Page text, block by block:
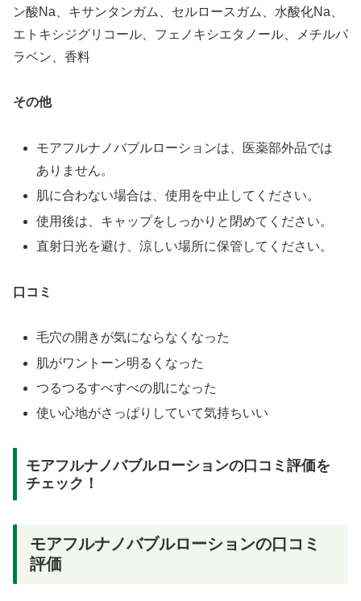
ン酸Na、キサンタンガム、セルロースガム、水酸化Na、
エトキシジグリコール、フェノキシエタノール、メチルパ
ラベン、香料
その他
モアフルナノバブルローションは、医薬部外品では
ありません。
肌に合わない場合は、使用を中止してください。
使用後は、キャップをしっかりと閉めてください。
直射日光を避け、涼しい場所に保管してください。
口コミ
毛穴の開きが気にならなくなった
肌がワントーン明るくなった
つるつるすべすべの肌になった
使い心地がさっぱりしていて気持ちいい
モアフルナノバブルローションの口コミ評価を
チェック！
モアフルナノバブルローションの口コミ
評価